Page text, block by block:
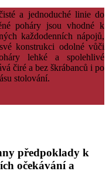
a jednoduché linie do
poháry jsou vhodné k
každodenních nápojů,
konstrukci odolné vůči
lehké a
spolehlivé
čiré a bez škrábanců i po
stolování.
předpoklady k
očekávání a